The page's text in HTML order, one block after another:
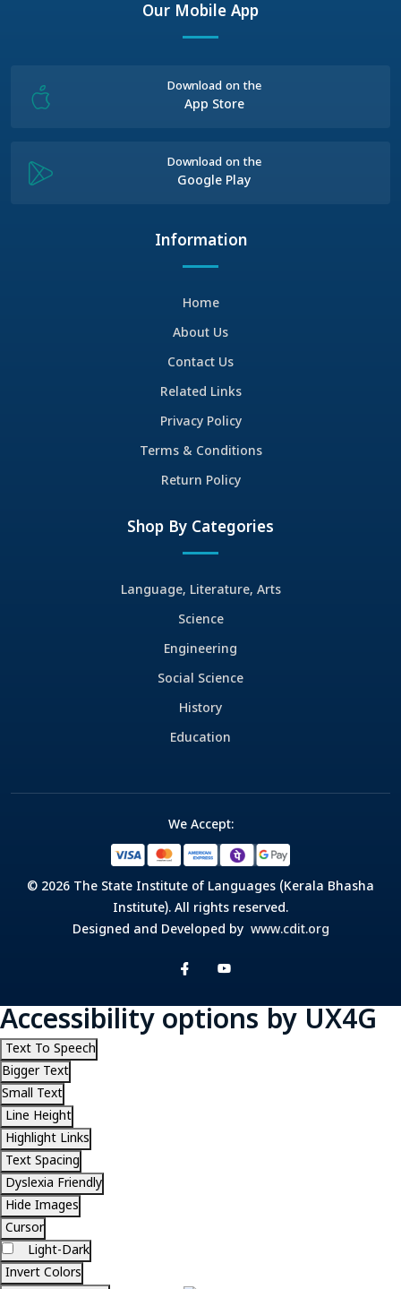
Our Mobile App
Download on the
App Store
Download on the
Google Play
Information
Home
About Us
Contact Us
Related Links
Privacy Policy
Terms & Conditions
Return Policy
Shop By Categories
Language, Literature, Arts
Science
Engineering
Social Science
History
Education
We Accept:
© 2026 The State Institute of Languages (Kerala Bhasha
Institute). All rights reserved.
Designed and Developed by www.cdit.org
Accessibility options by UX4G
Text To Speech
Bigger Text
Small Text
Line Height
Highlight Links
Text Spacing
Dyslexia Friendly
Hide Images
Cursor
Light-Dark
Invert Colors